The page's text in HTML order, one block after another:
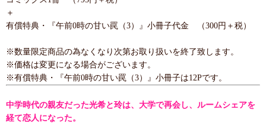
＋
有償特典・『午前0時の甘い罠（3）』小冊子代金 （300円＋税）
※数量限定商品の為なくなり次第お取り扱いを終了致します。
※価格は変更になる場合がございます。
※有償特典・『午前0時の甘い罠（3）』小冊子は12Pです。
中学時代の親友だった光希と玲は、大学で再会し、ルームシェアを
経て恋人になった。